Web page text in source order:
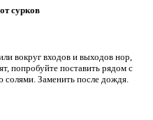
сурков
вокруг входов и выходов нор,
попробуйте поставить рядом с
Заменить после дождя.